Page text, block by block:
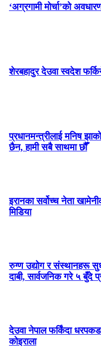
‘अग्रगामी मोर्चा’को
शेरबहादुर देउवा स्वदेश
प्रधानमन्त्रीलाई मनिष
छैन, हामी सबै साथमा छौँ
इरानका सर्वोच्च नेता
मिडिया
रुग्ण उद्योग र संस्थानहरू
दाबी, सार्वजनिक गरे ५ बुँदे
देउवा नेपाल फर्किंदा
कोइराला